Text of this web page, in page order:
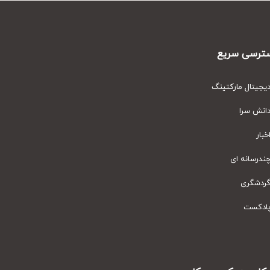
سریع
مارکتینگ
سرا
ای